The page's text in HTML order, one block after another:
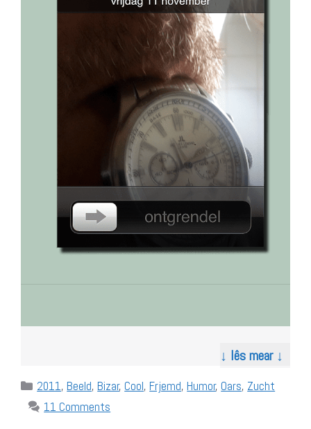
↓ lês mear ↓
Categories
2011, Beeld, Bizar, Cool, Frjemd, Humor, Oars, Zucht
11 Comments